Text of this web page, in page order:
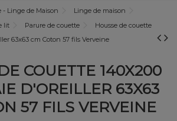
- Linge de Maison
Linge de maison
lit Parure de couette
Housse de couette
63x63 cm Coton 57 fils Verveine
COUETTE 140X200
D'OREILLER 63X63
57 FILS VERVEINE